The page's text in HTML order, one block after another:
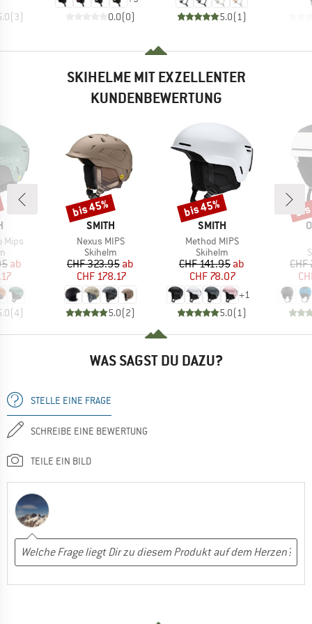
(3)
0.0(0) 5.0(1 )
SKIHELME MIT EXZELLENTER
KUNDENBEWERTUNG
Mips
Preis
ab
(4)
MARKE
SMITH
Artikel
Nexus MIPS
Produktgruppe
Skihelm
Preis
CHF 323.95reduzierter Preis
ab
CHF 178.17
5.0(2)
Rabatt
bis 45%
MARKE
SMITH
Artikel
Method MIPS
Produktgruppe
Skihelm
Preis
CHF 141.95reduzierter Preis
ab
CHF 78.07
+1
5.0(1)
Rabatt
bis 45%
WAS SAGST DU DAZU?
STELLE EINE FRAGE
SCHREIBE EINE BEWERTUNG
TEILE EIN BILD